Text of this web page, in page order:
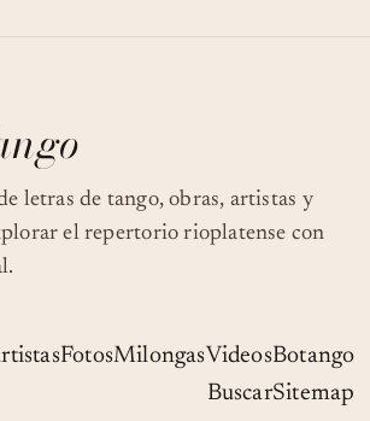
letras de tango, obras, artistas y
el repertorio rioplatense con
FotosMilongasVideosBotango
BuscarSitemap